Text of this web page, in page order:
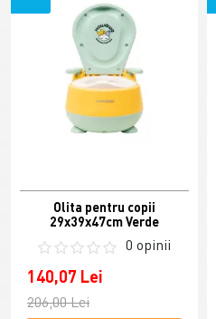
Olita pentru copii
29x39x47cm Verde
0 opinii
140,07 Lei
206,00 Lei